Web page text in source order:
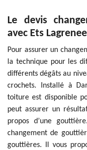
Le devis
avec Ets
Pour assurer un
la technique pour les
différents dégâts au
crochets. Installé à
toiture est disponible
peut assurer un
propos d’une
changement de
gouttières. Il vous